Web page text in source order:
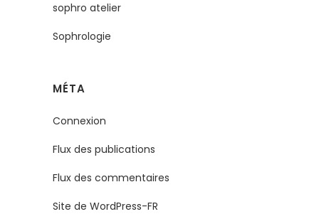
sophro atelier
Sophrologie
MÉTA
Connexion
Flux des publications
Flux des commentaires
Site de WordPress-FR